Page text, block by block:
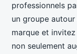
professionnels
un groupe
marque et
non seulement